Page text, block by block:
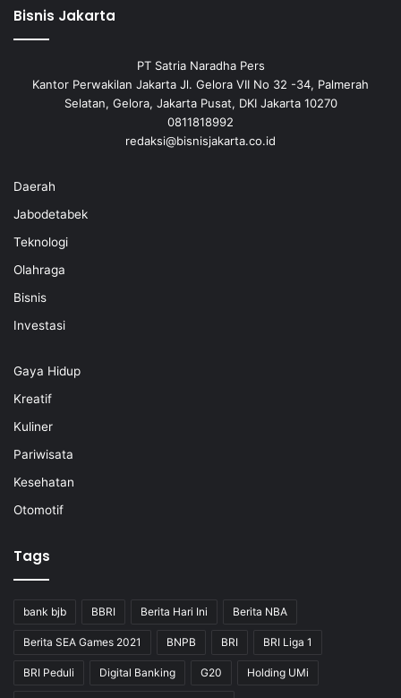
Bisnis Jakarta
PT Satria Naradha Pers
Kantor Perwakilan Jakarta Jl. Gelora VII No 32 -34, Palmerah
Selatan, Gelora, Jakarta Pusat, DKI Jakarta 10270
0811818992
redaksi@bisnisjakarta.co.id
Daerah
Jabodetabek
Teknologi
Olahraga
Bisnis
Investasi
Gaya Hidup
Kreatif
Kuliner
Pariwisata
Kesehatan
Otomotif
Tags
bank bjb BBRI Berita Hari Ini Berita NBA
Berita SEA Games 2021 BNPB BRI BRI Liga 1
BRI Peduli Digital Banking G20 Holding UMi